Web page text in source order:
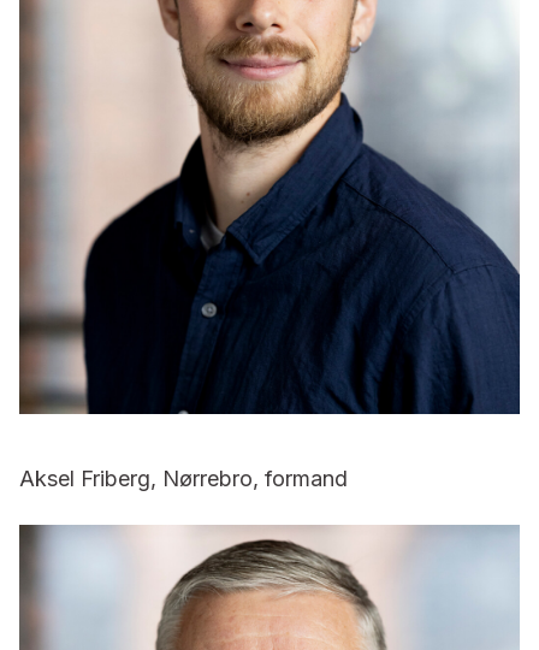
Aksel Friberg, Nørrebro, formand